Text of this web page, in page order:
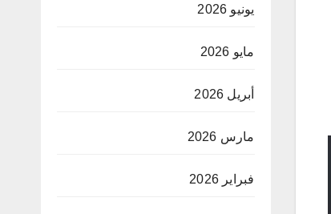
يونيو 2026
مايو 2026
أبريل 2026
مارس 2026
فبراير 2026